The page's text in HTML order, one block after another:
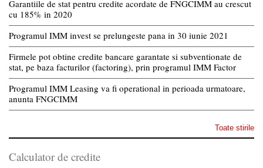
Garantiile de stat pentru credite acordate de FNGCIMM au crescut
cu 185% in 2020
Programul IMM invest se prelungeste pana in 30 iunie 2021
Firmele pot obtine credite bancare garantate si subventionate de
stat, pe baza facturilor (factoring), prin programul IMM Factor
Programul IMM Leasing va fi operational in perioada urmatoare,
anunta FNGCIMM
Toate stirile
Calculator de credite